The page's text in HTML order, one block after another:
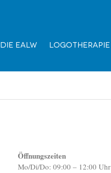
Die EALW Logotherapie
Öffnungszeiten
Mo/Di/Do: 09:00 – 12:00 Uhr